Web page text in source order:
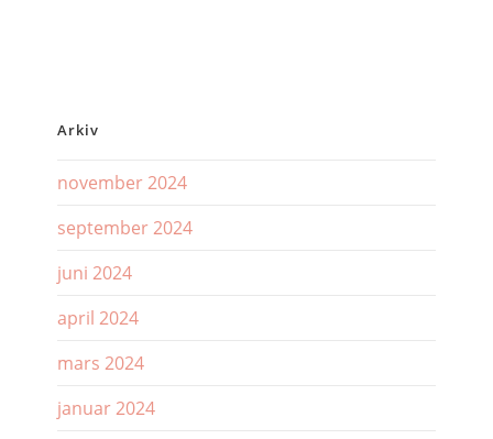
Arkiv
november 2024
september 2024
juni 2024
april 2024
mars 2024
januar 2024